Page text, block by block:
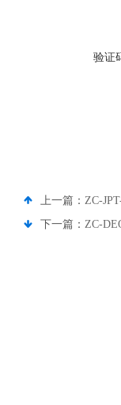
验证
上一篇： ZC-
下一篇： ZC-